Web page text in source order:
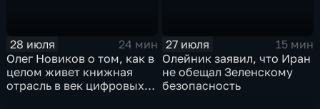
28 июля
24 мин
Олег Новиков о том, как в
целом живет книжная
отрасль в век цифровых
27 июля
15 мин
Олейник заявил, что Иран
не обещал Зеленскому
безопасность